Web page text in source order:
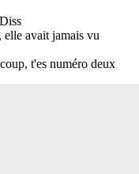
avait jamais vu
t'es numéro deux